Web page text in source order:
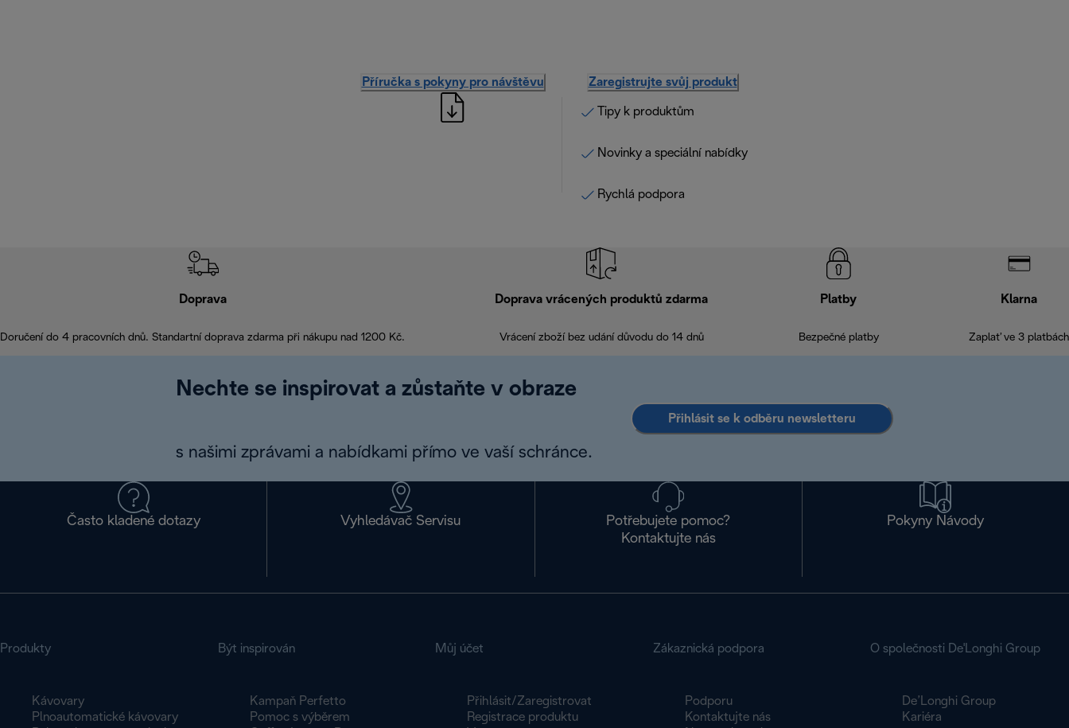
Příručka s pokyny pro návštěvu Zaregistrujte svůj produkt
Tipy k produktům
Novinky a speciální nabídky
Rychlá podpora
Doprava
Doručení do 4 pracovních dnů. Standartní doprava zdarma při nákupu nad 1200 Kč.
Doprava vrácených produktů zdarma
Vrácení zboží bez udání důvodu do 14 dnů
Platby
Bezpečné platby
Klarna
Zaplať ve 3 platbách
Nechte se inspirovat a zůstaňte v obraze
s našimi zprávami a nabídkami přímo ve vaší schránce.
Přihlásit se k odběru newsletteru
Často kladené dotazy Vyhledávač Servisu
Potřebujete pomoc?
Kontaktujte nás
Pokyny Návody
Produkty
Kávovary
Plnoautomatické kávovary
Být inspirován
Kampaň Perfetto
Pomoc s výběrem
Můj účet
Přihlásit/Zaregistrovat
Registrace produktu
Zákaznická podpora
Podporu
Kontaktujte nás
O společnosti De'Longhi Group
De’Longhi Group
Kariéra